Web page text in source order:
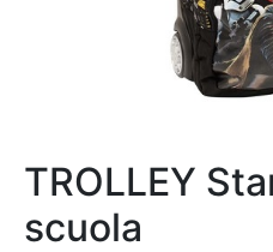
TROLLEY
scuola